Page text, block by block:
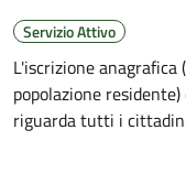
Servizio Attivo
L'iscrizione
popolazione
riguarda tutti i